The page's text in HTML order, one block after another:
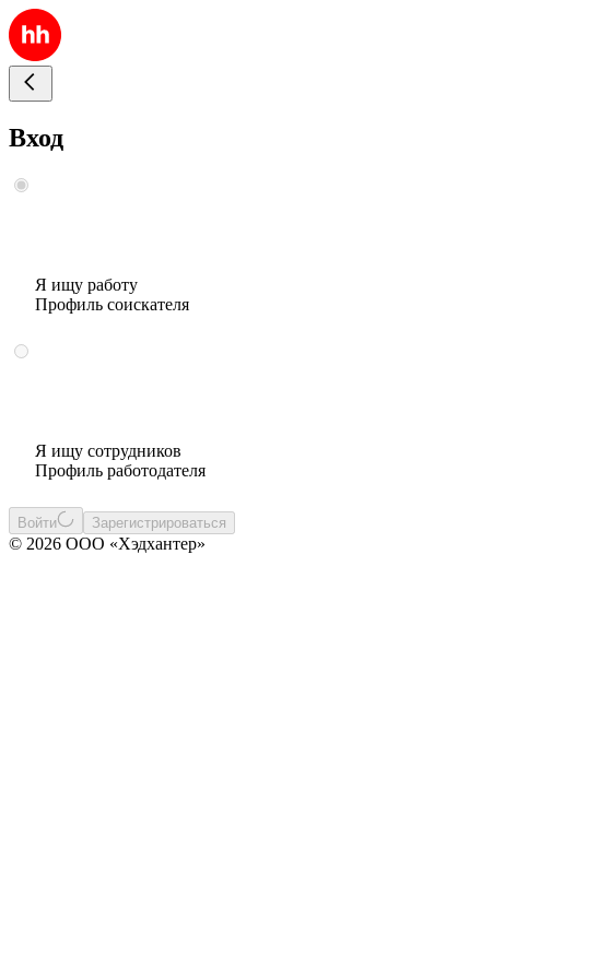
Вход
Я ищу работу
Профиль соискателя
Я ищу сотрудников
Профиль работодателя
Войти Зарегистрироваться
© 2026 ООО «Хэдхантер»